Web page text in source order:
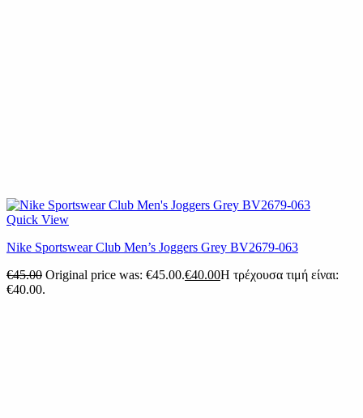
Quick View
Nike Sportswear Club Men’s Joggers Grey BV2679-063
€45.00 Original price was: €45.00.€40.00Η τρέχουσα τιμή είναι:
€40.00.